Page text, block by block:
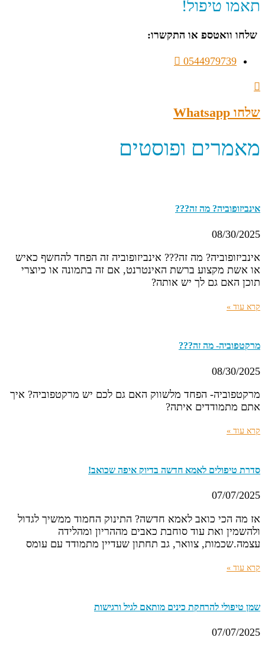
תאמו טיפול!
שלחו וואטספ או התקשרו:
0544979739
שלחו Whatsapp
מאמרים ופוסטים
אינביזופוביה? מה זה???
08/30/2025
אינביזופוביה? מה זה??? אינביזופוביה זה הפחד להחשף כאיש
או אשת מקצוע ברשת האינטרנט, אם זה בתמונה או כיוצרי
תוכן האם גם לך יש אותה?
קרא עוד »
מרקטפוביה- מה זה???
08/30/2025
מרקטפוביה- הפחד מלשווק האם גם לכם יש מרקטפוביה? איך
אתם מתמודדים איתה?
קרא עוד »
סדרת טיפולים לאמא חדשה בדיוק איפה שכואב!
07/07/2025
אז מה הכי כואב לאמא חדשה? התינוק החמוד ממשיך לגדול
ולהשמין ואת עוד סוחבת כאבים מההריון ומהלידה
עצמה.שכמות, צוואר, גב תחתון שעדיין מתמודד עם עומס
קרא עוד »
שמן טיפולי להרחקת כינים מותאם לגיל ורגישות
07/07/2025